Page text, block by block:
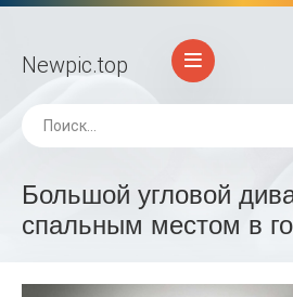
Newpic.top
Большой угловой
спальным местом в